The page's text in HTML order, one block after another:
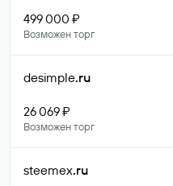
499 000 ₽
Возможен торг
desimple.ru
26 069 ₽
Возможен торг
steemex.ru